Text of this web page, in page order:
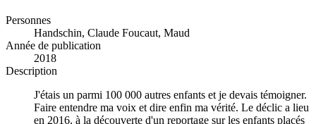
Personnes
Handschin, Claude Foucaut, Maud
Année de publication
2018
Description
J'étais un parmi 100 000 autres enfants et je devais témoigner.
Faire entendre ma voix et dire enfin ma vérité. Le déclic a lieu
en 2016, à la découverte d'un reportage sur les enfants placés